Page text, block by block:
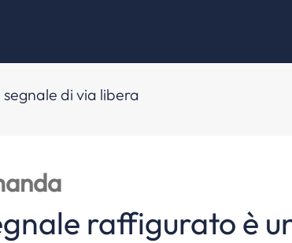
di via libera
raffigurato è